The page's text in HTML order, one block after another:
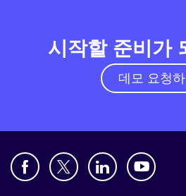
시작할 준비가
데모 요청